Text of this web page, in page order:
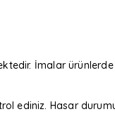
İmalar
ediniz. Hasar